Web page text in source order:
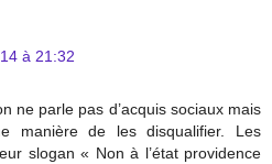
à 21:32
ne parle pas d’acquis sociaux mais
manière de les disqualifier. Les
slogan « Non à l’état providence